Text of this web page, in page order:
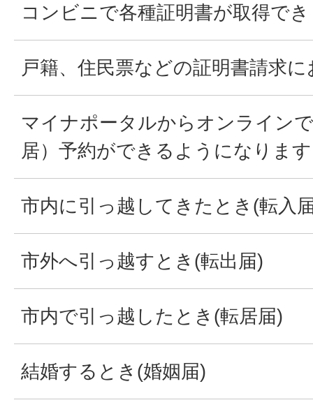
コンビニで各種証明書が取得で
戸籍、住民票などの証明書請求
マイナポータルからオンライン
居）予約ができるようになります
市内に引っ越してきたとき(転入
市外へ引っ越すとき(転出届)
市内で引っ越したとき(転居届)
結婚するとき(婚姻届)